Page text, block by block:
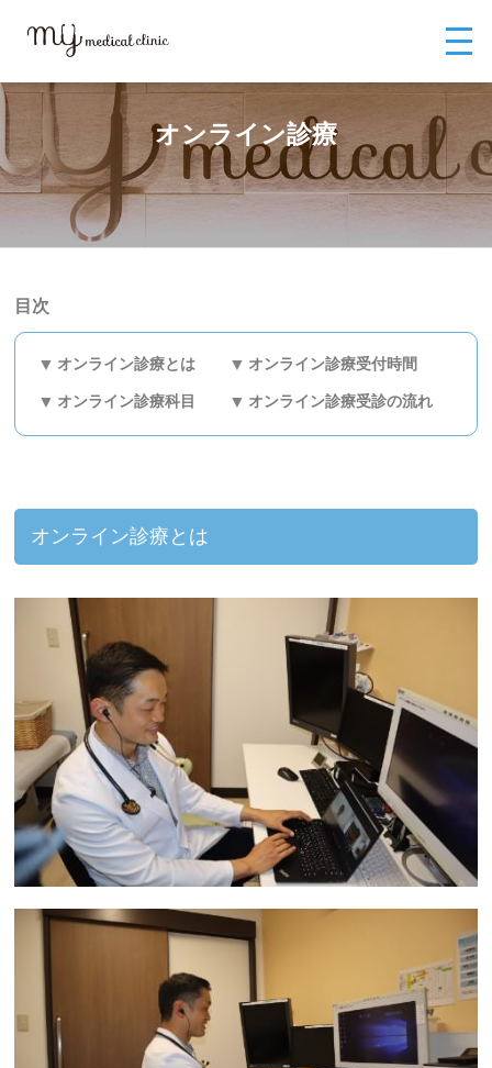
オンライン診療
目次
オンライン診療とは オンライン診療受付時間
オンライン診療科目 オンライン診療受診の流れ
オンライン診療とは